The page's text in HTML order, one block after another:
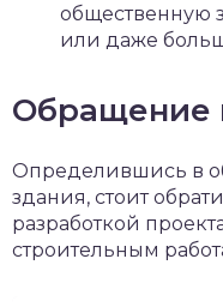
общественную
или даже
Обращение
Определившись в
здания, стоит
разработкой
строительным